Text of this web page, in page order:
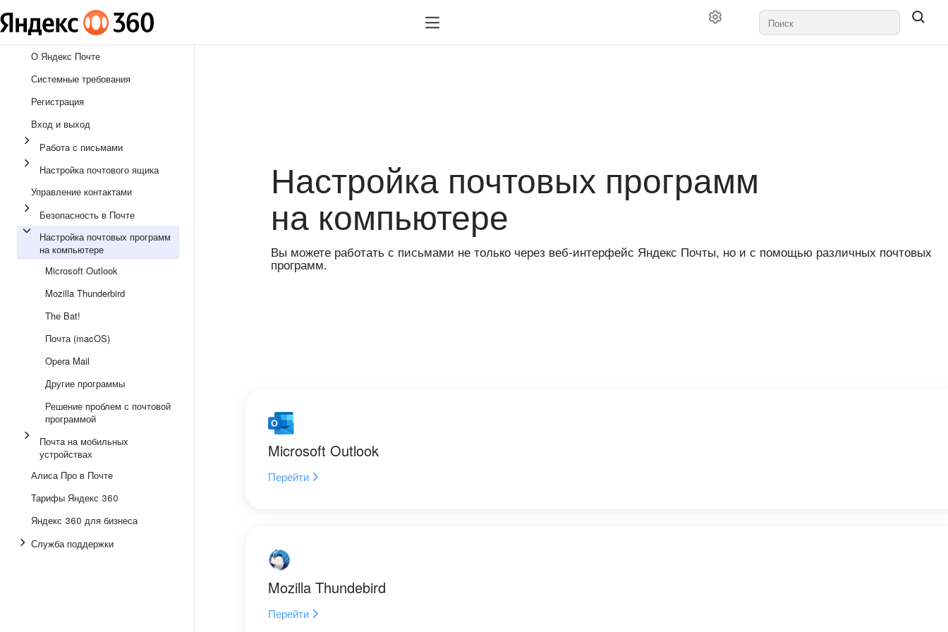
О Яндекс Почте
Системные требования
Регистрация
Вход и выход
Работа с письмами
Настройка почтового ящика
Управление контактами
Безопасность в Почте
Настройка почтовых программ
на компьютере
Microsoft Outlook
Mozilla Thunderbird
The Bat!
Почта (macOS)
Opera Mail
Другие программы
Решение проблем с почтовой
программой
Почта на мобильных
устройствах
Алиса Про в Почте
Тарифы Яндекс 360
Яндекс 360 для бизнеса
Служба поддержки
Настройка почтовых программ
на компьютере
Вы можете работать с письмами не только через веб-интерфейс Яндекс Почты, но и с помощью различных почтовых
программ.
Microsoft Outlook
Перейти
Mozilla Thundebird
Перейти